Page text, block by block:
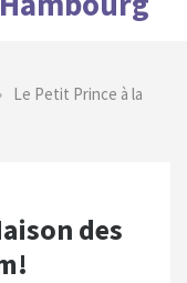
Le Petit Prince à la
des